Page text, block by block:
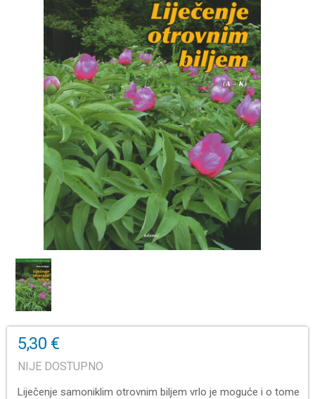
5,30 €
NIJE DOSTUPNO
Liječenje samoniklim otrovnim biljem vrlo je moguće i o tome